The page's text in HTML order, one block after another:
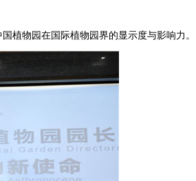
植物园在国际植物园界的显示度与影响力。